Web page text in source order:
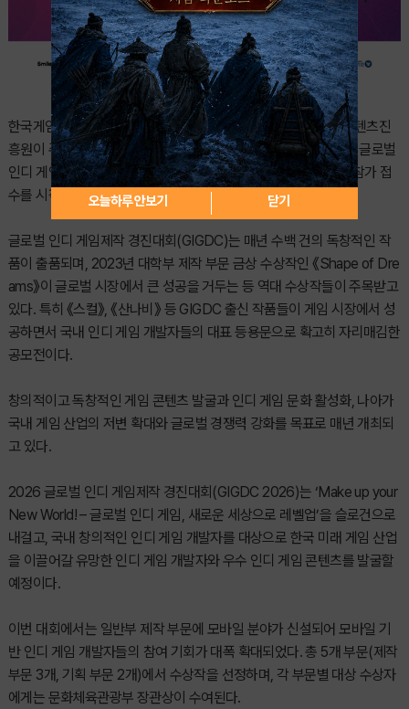
한국게임개발자협회가 주관하고 문화체육관광부가 후원, 한국콘텐츠진
흥원이 주최하는 국내 최고 권위의 인디 게임 제작 공모전 『2026 글로벌
인디 게임제작 경진대회(GIGDC 2026)』가 오늘(6월 8일)부터 참가 접
수를 시작한다.
글로벌 인디 게임제작 경진대회(GIGDC)는 매년 수백 건의 독창적인 작
품이 출품되며, 2023년 대학부 제작 부문 금상 수상작인 《Shape of Dre
ams》이 글로벌 시장에서 큰 성공을 거두는 등 역대 수상작들이 주목받고
있다. 특히 《스컬》, 《산나비》 등 GIGDC 출신 작품들이 게임 시장에서 성
공하면서 국내 인디 게임 개발자들의 대표 등용문으로 확고히 자리매김한
공모전이다.
창의적이고 독창적인 게임 콘텐츠 발굴과 인디 게임 문화 활성화, 나아가
국내 게임 산업의 저변 확대와 글로벌 경쟁력 강화를 목표로 매년 개최되
고 있다.
2026 글로벌 인디 게임제작 경진대회(GIGDC 2026)는 ‘Make up your
New World! – 글로벌 인디 게임, 새로운 세상으로 레벨업’을 슬로건으로
내걸고, 국내 창의적인 인디 게임 개발자를 대상으로 한국 미래 게임 산업
을 이끌어갈 유망한 인디 게임 개발자와 우수 인디 게임 콘텐츠를 발굴할
예정이다.
이번 대회에서는 일반부 제작 부문에 모바일 분야가 신설되어 모바일 기
반 인디 게임 개발자들의 참여 기회가 대폭 확대되었다. 총 5개 부문(제작
부문 3개, 기획 부문 2개)에서 수상작을 선정하며, 각 부문별 대상 수상자
에게는 문화체육관광부 장관상이 수여된다.
오늘하루 안보기 닫기